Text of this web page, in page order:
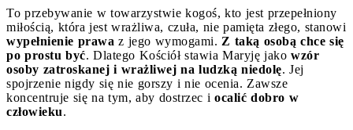
To przebywanie w towarzystwie kogoś, kto jest przepełniony
miłością, która jest wrażliwa, czuła, nie pamięta złego, stanowi
wypełnienie prawa z jego wymogami. Z taką osobą chce się
po prostu być. Dlatego Kościół stawia Maryję jako wzór
osoby zatroskanej i wrażliwej na ludzką niedolę. Jej
spojrzenie nigdy się nie gorszy i nie ocenia. Zawsze
koncentruje się na tym, aby dostrzec i ocalić dobro w
człowieku.